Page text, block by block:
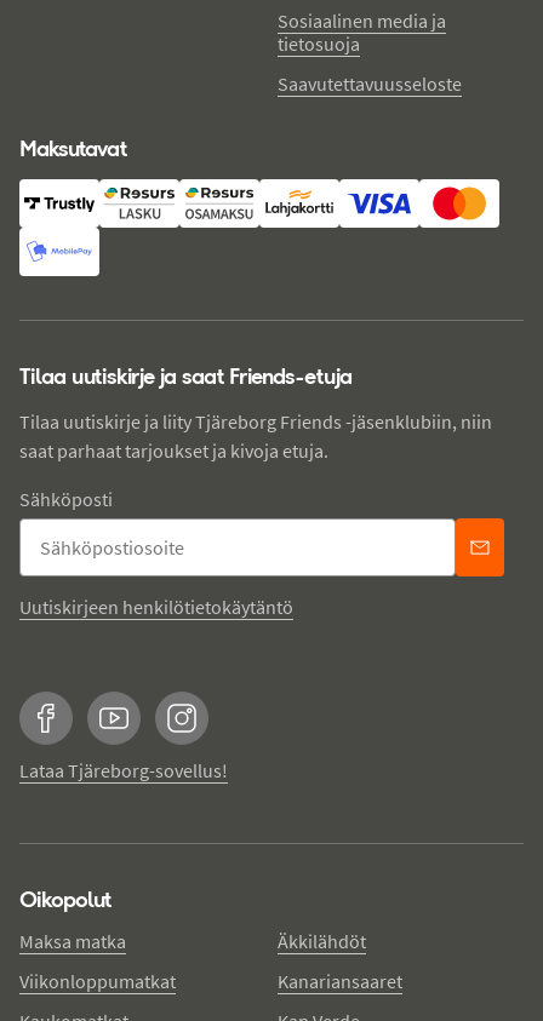
Sosiaalinen media ja
tietosuoja
Saavutettavuusseloste
Maksutavat
Tilaa uutiskirje ja saat Friends-etuja
Tilaa uutiskirje ja liity Tjäreborg Friends -jäsenklubiin, niin
saat parhaat tarjoukset ja kivoja etuja.
Sähköposti
Uutiskirjeen henkilötietokäytäntö
FacebookYouTubeInstagram
Lataa Tjäreborg-sovellus!
Oikopolut
Maksa matka
Viikonloppumatkat
Äkkilähdöt
Kanariansaaret